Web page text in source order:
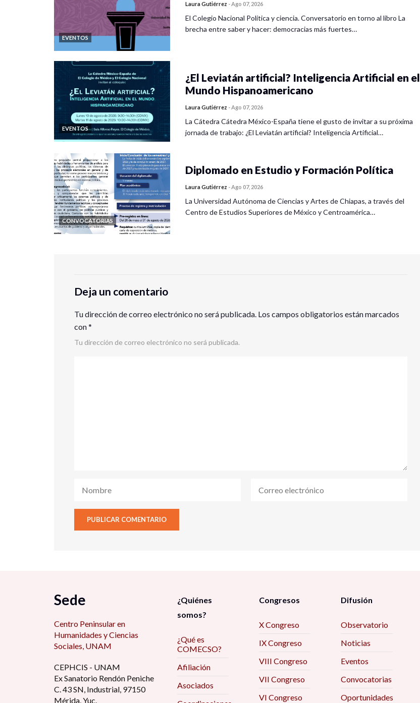
EVENTOS
Laura Gutiérrez -Ago 07, 2026
El Colegio Nacional Política y ciencia. Conversatorio en torno al libro La
brecha entre saber y hacer: democracias más fuertes…
EVENTOS
¿El Leviatán artificial? Inteligencia Artificial en el
Mundo Hispanoamericano
Laura Gutiérrez -Ago 07, 2026
La Cátedra Cátedra México-España tiene el gusto de invitar a su próxima
jornada de trabajo: ¿El Leviatán artificial? Inteligencia Artificial…
CONVOCATORIAS
Diplomado en Estudio y Formación Política
Laura Gutiérrez -Ago 07, 2026
La Universidad Autónoma de Ciencias y Artes de Chiapas, a través del
Centro de Estudios Superiores de México y Centroamérica…
Deja un comentario
Tu dirección de correo electrónico no será publicada. Los campos obligatorios están marcados
con*
Tu dirección de correo electrónico no será publicada.
Sede
Centro Peninsular en
Humanidades y Ciencias
Sociales, UNAM
CEPHCIS - UNAM
Ex Sanatorio Rendón Peniche
C. 43 SN, Industrial, 97150
Mérida, Yuc.
¿Quiénes
somos?
¿Qué es
COMECSO?
Afiliación
Asociados
Congresos
X Congreso
IX Congreso
VIII Congreso
VII Congreso
VI Congreso
Difusión
Observatorio
Noticias
Eventos
Convocatorias
Oportunidades